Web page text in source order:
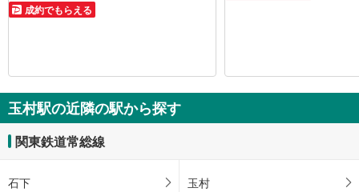
成約でもらえる
玉村駅の近隣の駅から探す
関東鉄道常総線
石下 玉村